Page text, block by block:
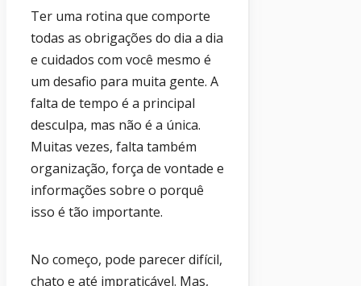
Ter uma rotina que comporte
todas as obrigações do dia a dia
e cuidados com você mesmo é
um desafio para muita gente. A
falta de tempo é a principal
desculpa, mas não é a única.
Muitas vezes, falta também
organização, força de vontade e
informações sobre o porquê
isso é tão importante.
No começo, pode parecer difícil,
chato e até impraticável. Mas,